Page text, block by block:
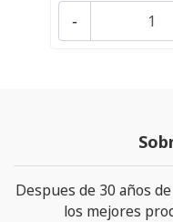
-
Despues de 30 años
los mejores